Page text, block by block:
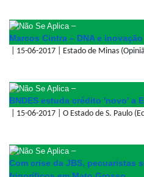
–
Marcos Cintra – DNA e inovação
| 15-06-2017 | Estado de Minas
–
BNDES estuda crédito 'novo' a
| 15-06-2017 | O Estado de S. Paulo
–
Com crise da JBS, pecuaristas